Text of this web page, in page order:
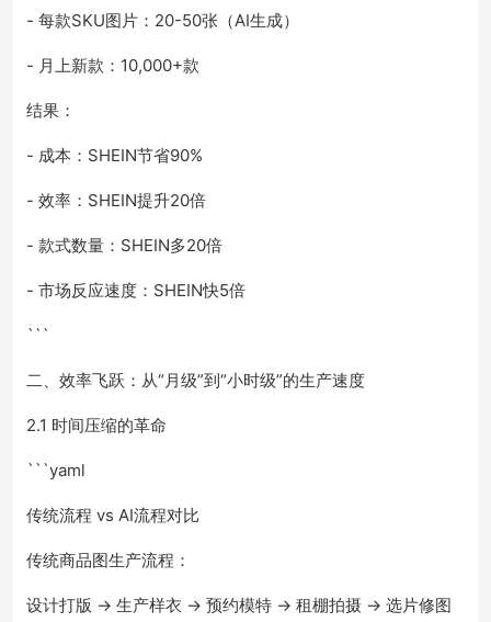
- 每款SKU图片：20-50张（AI生成）
- 月上新款：10,000+款
结果：
- 成本：SHEIN节省90%
- 效率：SHEIN提升20倍
- 款式数量：SHEIN多20倍
- 市场反应速度：SHEIN快5倍
```
二、效率飞跃：从“月级”到“小时级”的生产速度
2.1 时间压缩的革命
```yaml
传统流程 vs AI流程对比
传统商品图生产流程：
设计打版 → 生产样衣 → 预约模特 → 租棚拍摄 → 选片修图